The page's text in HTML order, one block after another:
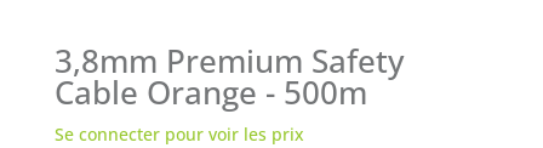
3,8mm Premium Safety
Cable Orange - 500m
Se connecter pour voir les prix